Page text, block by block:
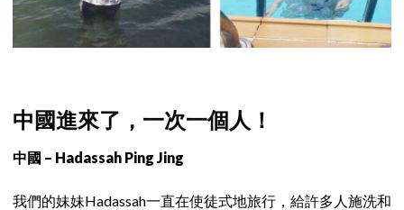
中國進來了，一次一個人！
中國 – Hadassah Ping Jing
我們的妹妹Hadassah一直在使徒式地旅行，給許多人施洗和